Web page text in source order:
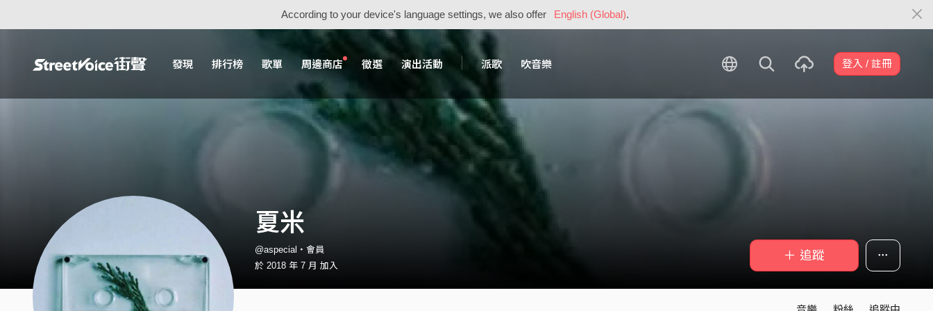
According to your device's language settings, we also offer English (Global).
發現 排行榜 歌單 周邊商店 徵選 演出活動 派歌 吹音樂 登入 / 註冊
夏米
@aspecial・會員
於 2018 年 7 月 加入
＋ 追蹤